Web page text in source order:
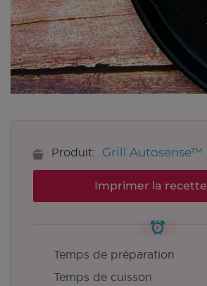
Produit: Grill Autosense™
Imprimer la recette
Temps de préparation
Temps de cuisson